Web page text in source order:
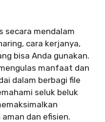
secara mendalam
cara kerjanya,
bisa Anda gunakan.
manfaat dan
dalam berbagi file
seluk beluk
dan efisien.